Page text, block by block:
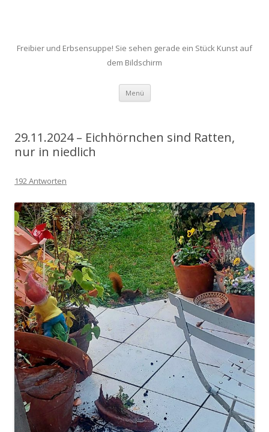
Freibier und Erbsensuppe! Sie sehen gerade ein Stück Kunst auf
dem Bildschirm
Menü Zum
springen
29.11.2024 – Eichhörnchen sind Ratten,
nur in niedlich
192 Antworten